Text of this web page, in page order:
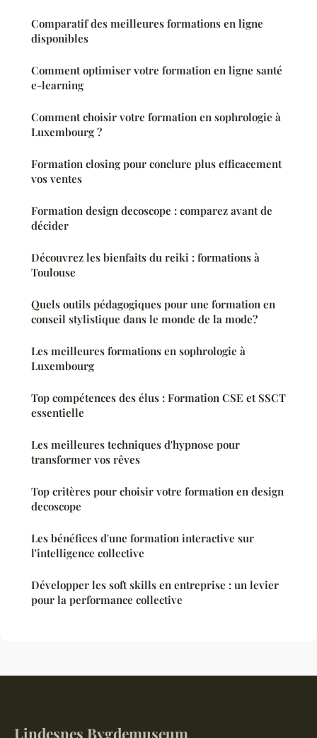
Comparatif des meilleures formations en ligne
disponibles
Comment optimiser votre formation en ligne santé
e-learning
Comment choisir votre formation en sophrologie à
Luxembourg ?
Formation closing pour conclure plus efficacement
vos ventes
Formation design decoscope : comparez avant de
décider
Découvrez les bienfaits du reiki : formations à
Toulouse
Quels outils pédagogiques pour une formation en
conseil stylistique dans le monde de la mode?
Les meilleures formations en sophrologie à
Luxembourg
Top compétences des élus : Formation CSE et SSCT
essentielle
Les meilleures techniques d'hypnose pour
transformer vos rêves
Top critères pour choisir votre formation en design
decoscope
Les bénéfices d'une formation interactive sur
l'intelligence collective
Développer les soft skills en entreprise : un levier
pour la performance collective
Lindesnes Bygdemuseum